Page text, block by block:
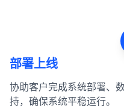
部署上线
协助客户完成系统部署、
持，确保系统平稳运行。